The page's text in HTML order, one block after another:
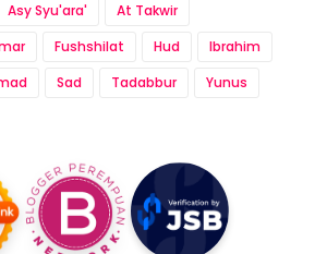
Asy Syu'ara'
At Takwir
Fushshilat Hud
Ibrahim
Sad Tadabbur Yunus